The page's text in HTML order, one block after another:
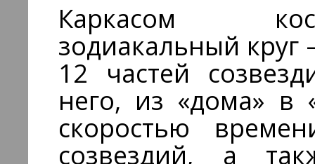
Каркасом
зодиакальный
12 частей
него, из «дома» в
скоростью
созвездий, а